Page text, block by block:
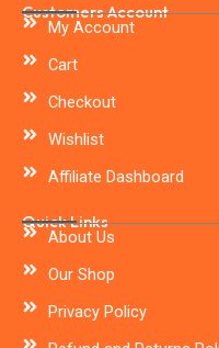
Customers Account
My Account
Cart
Checkout
Wishlist
Affiliate Dashboard
Quick Links
About Us
Our Shop
Privacy Policy